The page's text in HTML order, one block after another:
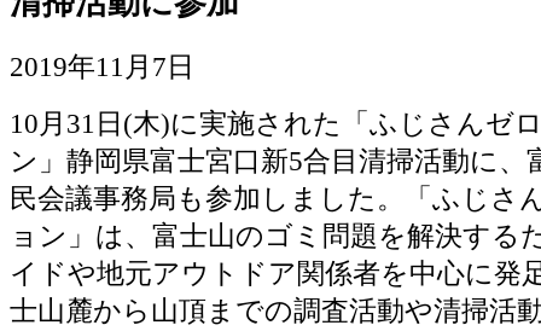
2019年11月7日
10月31日(木)に実施された「ふじさんゼ
ン」静岡県富士宮口新5合目清掃活動に、
民会議事務局も参加しました。「ふじさ
ョン」は、富士山のゴミ問題を解決する
イドや地元アウトドア関係者を中心に発
士山麓から山頂までの調査活動や清掃活